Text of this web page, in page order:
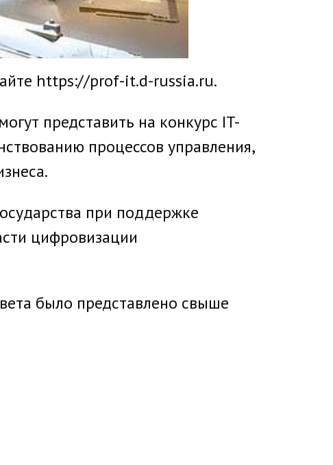
https://prof-it.d-russia.ru.
представить на конкурс IT-
процессов управления,
при поддержке
цифровизации
было представлено свыше